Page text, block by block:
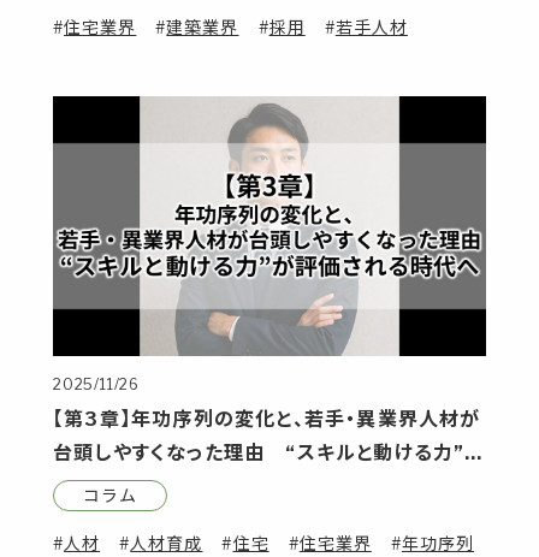
住宅業界 建築業界 採用 若手人材
2025/11/26
【第3章】年功序列の変化と、若手・異業界人材が
台頭しやすくなった理由 “スキルと動ける力”が
評価される時代へ
コラム
人材 人材育成 住宅 住宅業界 年功序列